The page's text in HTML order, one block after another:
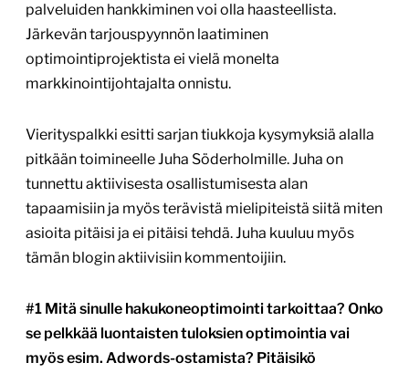
palveluiden hankkiminen voi olla haasteellista.
Järkevän tarjouspyynnön laatiminen
optimointiprojektista ei vielä monelta
markkinointijohtajalta onnistu.
Vierityspalkki esitti sarjan tiukkoja kysymyksiä alalla
pitkään toimineelle Juha Söderholmille. Juha on
tunnettu aktiivisesta osallistumisesta alan
tapaamisiin ja myös terävistä mielipiteistä siitä miten
asioita pitäisi ja ei pitäisi tehdä. Juha kuuluu myös
tämän blogin aktiivisiin kommentoijiin.
#1 Mitä sinulle hakukoneoptimointi tarkoittaa? Onko
se pelkkää luontaisten tuloksien optimointia vai
myös esim. Adwords-ostamista? Pitäisikö